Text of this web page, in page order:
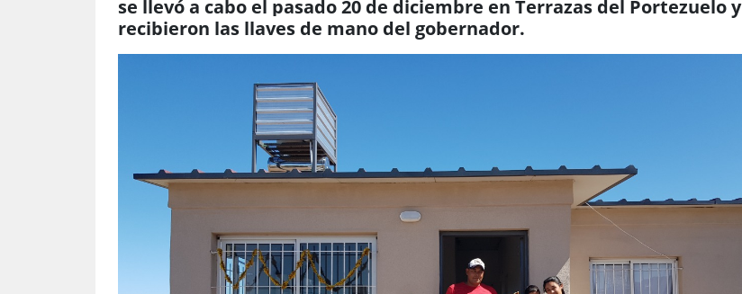
se llevó a cabo el pasado 20 de diciembre en Terrazas del Portezuelo y
recibieron las llaves de mano del gobernador.